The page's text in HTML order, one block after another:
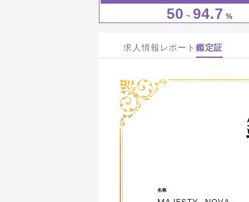
50 ~ 94.7 %
求人情報 レポート 鑑定証